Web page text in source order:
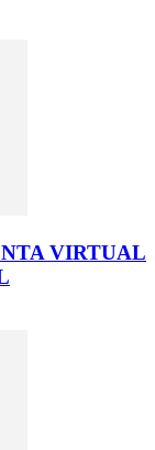
VIRTUAL